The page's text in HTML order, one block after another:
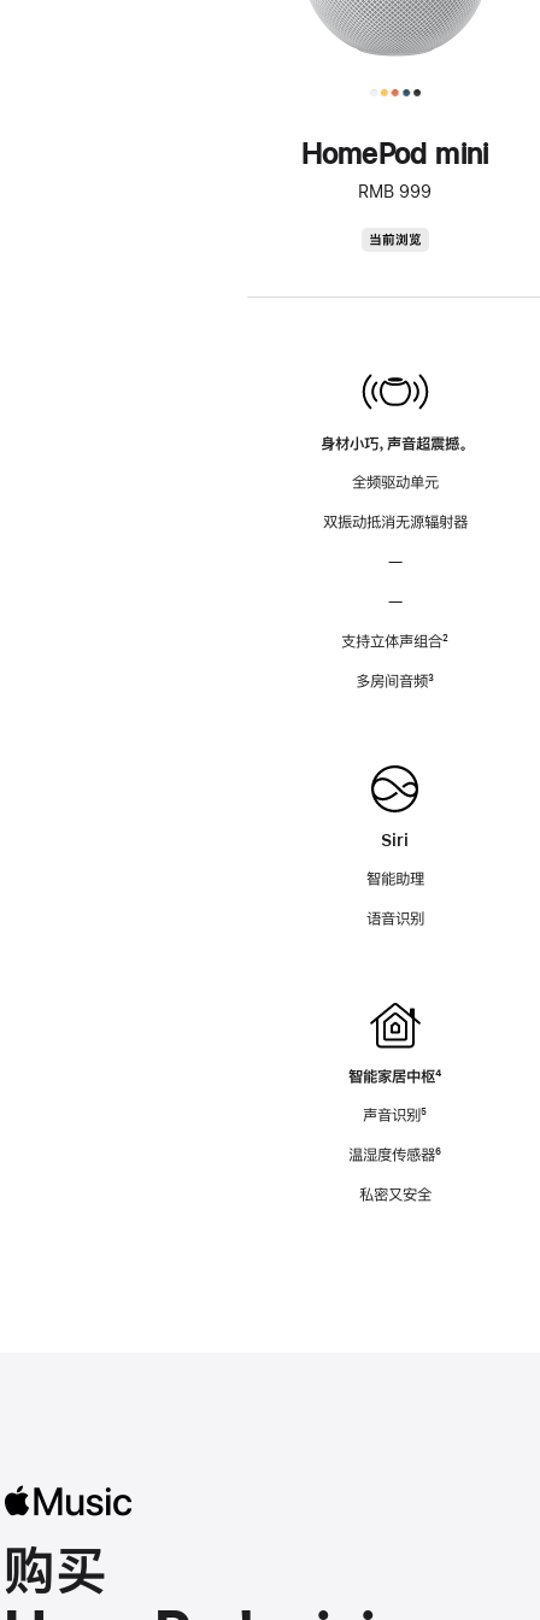
HomePod mini
RMB 999
当前浏览
身材小巧，声音超震撼。
全频驱动单元
双振动抵消无源辐射器
—
—
支持立体声组合脚
²
多房间音频脚
³
Siri
智能助理
语音识别
智能家居中枢脚
⁴
声音识别脚
⁵
温湿度传感器脚
⁶
私密又安全
购买